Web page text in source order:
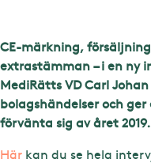
CE-märkning,
extrastämman – i en ny
MediRätts VD Carl
bolagshändelser och
förvänta sig av året 2019.
Här kan du se hela